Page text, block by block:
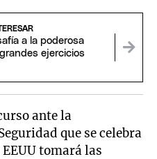
a la poderosa
ejercicios
ante la
que se celebra
tomará las